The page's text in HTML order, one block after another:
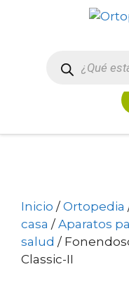
de
productos
Inicio /Ortopedia
casa /Aparatos
salud /
Classic-II